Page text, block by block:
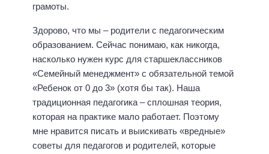
грамоты.
Здорово, что мы – родители с педагогическим
образованием. Сейчас понимаю, как никогда,
насколько нужен курс для старшеклассников
«Семейный менеджмент» с обязательной темой
«Ребенок от 0 до 3» (хотя бы так). Наша
традиционная педагогика – сплошная теория,
которая на практике мало работает. Поэтому
мне нравится писать и выискивать «вредные»
советы для педагогов и родителей, которые